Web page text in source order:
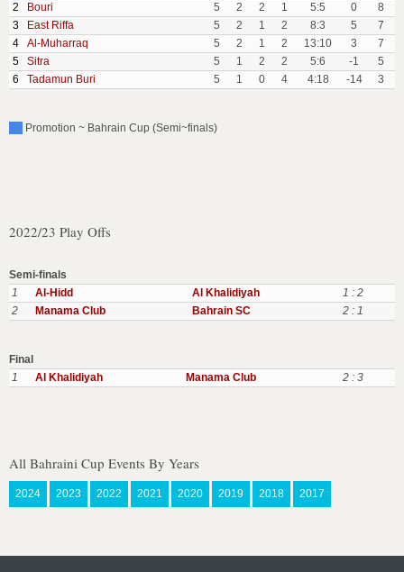
2
Bouri 5 2 2 1 5:5 0
8
3
East Riffa 5 2 1 2 8:3 5
7
4
Al-Muharraq 5 2 1 2 13:10 3
7
5
Sitra 5 1 2 2 5:6 -1
5
6
Tadamun Buri 5 1 0 4 4:18 -14 3
Promotion ~ Bahrain Cup (Semi~finals)
2022/23 Play Offs
Semi-finals
1
Al-Hidd Al Khalidiyah
1 : 2
2
Manama Club Bahrain SC 2 : 1
Final
1
Al Khalidiyah Manama Club 2 : 3
All Bahraini Cup Events By Years
2024 2023 2022 2021 2020 2019 2018 2017